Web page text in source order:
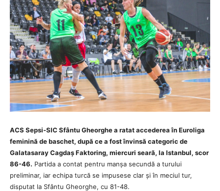
ACS Sepsi-SIC Sfântu Gheorghe a ratat accederea în Euroliga
feminină de baschet, după ce a fost învinsă categoric de
Galatasaray Cagdaș Faktoring, miercuri seară, la Istanbul, scor
86-46. Partida a contat pentru manșa secundă a turului
preliminar, iar echipa turcă se impusese clar și în meciul tur,
disputat la Sfântu Gheorghe, cu 81-48.